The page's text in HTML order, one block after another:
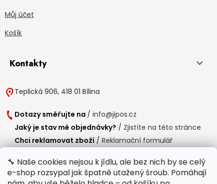
🔧 Naše cookies nejsou k jídlu, ale bez nich by se celý
e-shop rozsypal jak špatně utažený šroub. Pomáhají
Můj účet
Košík
Kontakty
Teplická 906, 418 01 Bílina
Dotazy směřujte na / info@jipos.cz
Jaký je stav mé objednávky? / Zjistíte na této stránce
Chci reklamovat zboží / Reklamační formulář
Provozní doba